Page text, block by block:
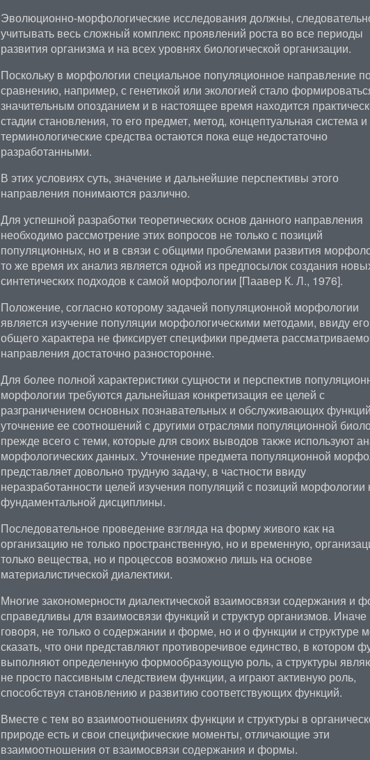
Эволюционно-морфологические исследования должны,
учитывать весь сложный комплекс проявлений роста во все периоды
развития организма и на всех уровнях биологической организации.
Поскольку в морфологии специальное популяционное направление
сравнению, например, с генетикой или экологией стало
значительным опозданием и в настоящее время находится
стадии становления, то его предмет, метод, концептуальная система и
терминологические средства остаются пока еще недостаточно
разработанными.
В этих условиях суть, значение и дальнейшие перспективы этого
направления понимаются различно.
Для успешной разработки теоретических основ данного направления
необходимо рассмотрение этих вопросов не только с позиций
популяционных, но и в связи с общими проблемами развития
то же время их анализ является одной из предпосылок создания
синтетических подходов к самой морфологии [Паавер К. Л., 1976].
Положение, согласно которому задачей популяционной морфологии
является изучение популяции морфологическими методами, ввиду его
общего характера не фиксирует специфики предмета
направления достаточно разносторонне.
Для более полной характеристики сущности и перспектив
морфологии требуются дальнейшая конкретизация ее целей с
разграничением основных познавательных и обслуживающих
уточнение ее соотношений с другими отраслями популяционной
прежде всего с теми, которые для своих выводов также используют
морфологических данных. Уточнение предмета популяционной
представляет довольно трудную задачу, в частности ввиду
неразработанности целей изучения популяций с позиций морфологии
фундаментальной дисциплины.
Последовательное проведение взгляда на форму живого как на
организацию не только пространственную, но и временную,
только вещества, но и процессов возможно лишь на основе
материалистической диалектики.
Многие закономерности диалектической взаимосвязи содержания и
справедливы для взаимосвязи функций и структур организмов. Иначе
говоря, не только о содержании и форме, но и о функции и структуре
сказать, что они представляют противоречивое единство, в котором
выполняют определенную формообразующую роль, а структуры
не просто пассивным следствием функции, а играют активную роль,
способствуя становлению и развитию соответствующих функций.
Вместе с тем во взаимоотношениях функции и структуры в
природе есть и свои специфические моменты, отличающие эти
взаимоотношения от взаимосвязи содержания и формы.